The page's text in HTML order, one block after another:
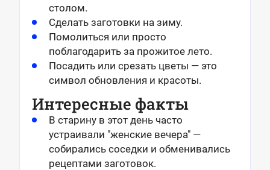
столом.
Сделать заготовки на зиму.
Помолиться или просто
поблагодарить за прожитое лето.
Посадить или срезать цветы — это
символ обновления и красоты.
Интересные факты
В старину в этот день часто
устраивали "женские вечера" —
собирались соседки и обменивались
рецептами заготовок.